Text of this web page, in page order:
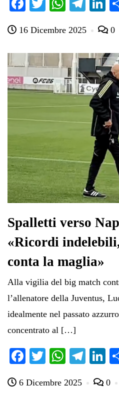
bo
ok
tte
r
ts
A
pp
gr
a
m
In
16 Dicembre 2025 0
Spalletti verso
«Ricordi
conta la maglia»
Alla vigilia del big match
l’allenatore della Juventus,
idealmente nel passato
concentrato al […]
Fa
bo
T
tte
W
ts
Te
gr ed
6 Dicembre 2025 0